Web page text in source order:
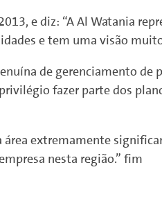
e diz: “A Al Watania
e tem uma visão
de gerenciamento de
fazer parte dos
extremamente
nesta região.” fim